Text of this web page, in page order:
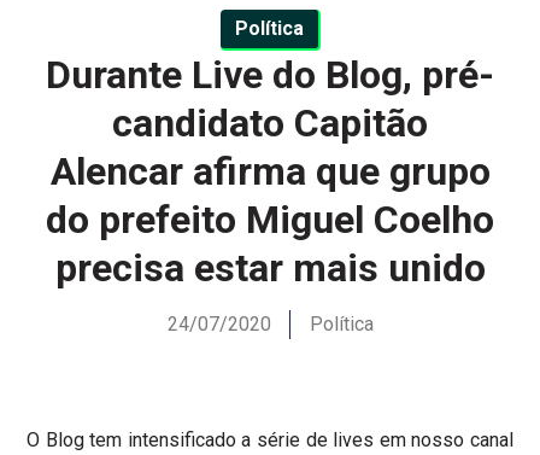
Política
Durante Live do Blog, pré-
candidato Capitão
Alencar afirma que grupo
do prefeito Miguel Coelho
precisa estar mais unido
24/07/2020 Política
O Blog tem intensificado a série de lives em nosso canal